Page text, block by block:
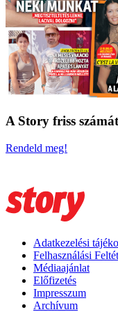
A Story friss
Rendeld meg!
Adatkezelési
Felhasználási
Médiaajánlat
Előfizetés
Impresszum
Archívum